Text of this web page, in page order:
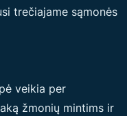
trečiajame sąmonės
veikia per
žmonių mintims ir